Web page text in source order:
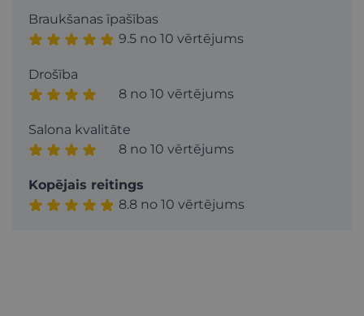
Braukšanas īpašības
9.5 no 10 vērtējums
Drošība
8 no 10 vērtējums
Salona kvalitāte
8 no 10 vērtējums
Kopējais reitings
8.8 no 10 vērtējums